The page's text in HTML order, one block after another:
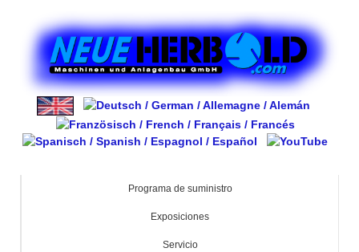
Programa de suministro
Exposiciones
Servicio